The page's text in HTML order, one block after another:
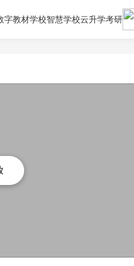
字教材学校智慧学校云升学考研